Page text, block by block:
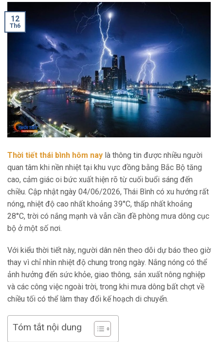
12
Th6
Thời tiết thái bình hôm nay là thông tin được nhiều người
quan tâm khi nền nhiệt tại khu vực đồng bằng Bắc Bộ tăng
cao, cảm giác oi bức xuất hiện rõ từ cuối buổi sáng đến
chiều. Cập nhật ngày 04/06/2026, Thái Bình có xu hướng rất
nóng, nhiệt độ cao nhất khoảng 39°C, thấp nhất khoảng
28°C, trời có nắng mạnh và vẫn cần đề phòng mưa dông cục
bộ ở một số nơi.
Với kiểu thời tiết này, người dân nên theo dõi dự báo theo giờ
thay vì chỉ nhìn nhiệt độ chung trong ngày. Nắng nóng có thể
ảnh hưởng đến sức khỏe, giao thông, sản xuất nông nghiệp
và các công việc ngoài trời, trong khi mưa dông bất chợt về
chiều tối có thể làm thay đổi kế hoạch di chuyển.
Tóm tắt nội dung